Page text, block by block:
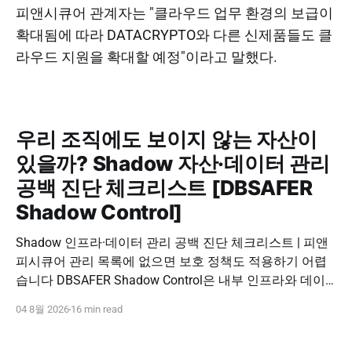
피앤시큐어 관계자는 "클라우드 업무 환경의 보급이
확대됨에 따라 DATACRYPTO와 다른 신제품들도 클
라우드 지원을 확대할 예정"이라고 말했다.
우리 조직에도 보이지 않는 자산이
있을까? Shadow 자산·데이터 관리
공백 진단 체크리스트 [DBSAFER
Shadow Control]
Shadow 인프라·데이터 관리 공백 진단 체크리스트 | 피앤
피시큐어 관리 목록에 없으면 보호 정책도 적용하기 어렵
습니다 DBSAFER Shadow Control은 내부 인프라와 데이
나의 보안 운영 흐름으로 제공합니다. DBSAFER Shadow
04 8월 2026 16 min read